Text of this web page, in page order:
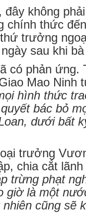
đây không
chính thức
trưởng
sau khi
có phản ứng.
Mao Ninh
hình thức
bác bỏ
dưới bất
trưởng
chia cắt
trừng phạt
giờ là một
cũng sẽ